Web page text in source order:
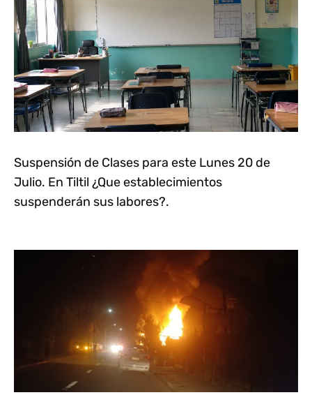
Suspensión de Clases para este Lunes 20 de
Julio. En Tiltil ¿Que establecimientos
suspenderán sus labores?.